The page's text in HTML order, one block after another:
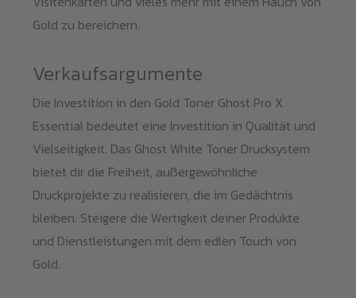
Gold zu bereichern.
Verkaufsargumente
Die Investition in den Gold Toner Ghost Pro X
Essential bedeutet eine Investition in Qualität und
Vielseitigkeit. Das Ghost White Toner Drucksystem
bietet dir die Freiheit, außergewöhnliche
Druckprojekte zu realisieren, die im Gedächtnis
bleiben. Steigere die Wertigkeit deiner Produkte
und Dienstleistungen mit dem edlen Touch von
Gold.